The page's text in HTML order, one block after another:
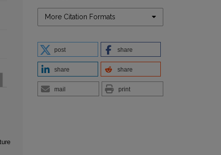
More Citation Formats
post share
share share
mail print